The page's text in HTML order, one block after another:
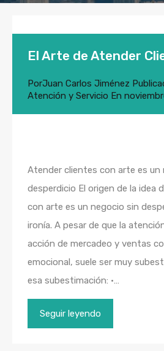
El Arte de Atender
PorJuan Carlos Jiménez
Atención y Servicio En
Atender clientes con arte es un
desperdicio El origen de la idea
con arte es un negocio sin
ironía. A pesar de que la
acción de mercadeo y ventas
emocional, suele ser muy
esa subestimación: •…
Seguir leyendo